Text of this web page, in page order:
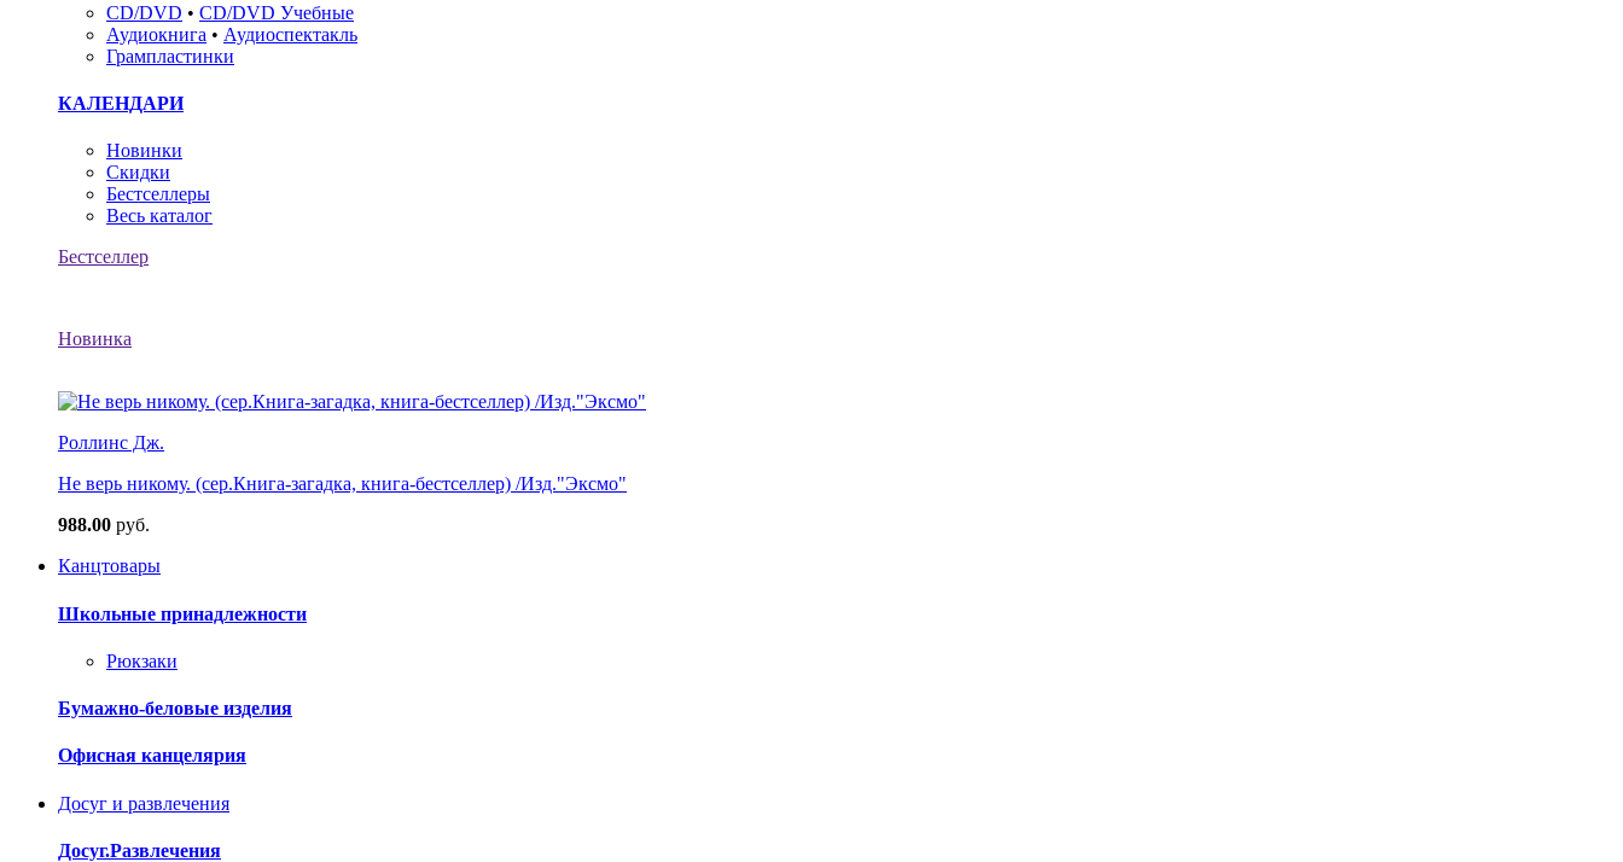
CD/DVD • CD/DVD Учебные
Аудиокнига • Аудиоспектакль
Грампластинки
КАЛЕНДАРИ
Новинки
Скидки
Бестселлеры
Весь каталог
Бестселлер
Новинка
Роллинс Дж.
Не верь никому. (сер.Книга-загадка, книга-бестселлер) /Изд."Эксмо"
988.00 руб.
Канцтовары
Школьные принадлежности
Рюкзаки
Бумажно-беловые изделия
Офисная канцелярия
Досуг и развлечения
Досуг.Развлечения